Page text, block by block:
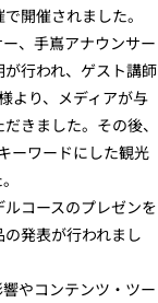
開催されました。
、手嶌アナウンサー
行われ、ゲスト講師
より、メディアが与
きました。その後、
ーワードにした観光
コースのプレゼンを
発表が行われまし
やコンテンツ・ツー